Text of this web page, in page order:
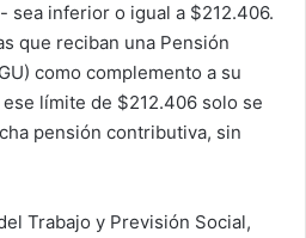
sea inferior o igual a $212.406.
que reciban una Pensión
como complemento a su
límite de $212.406 solo se
pensión contributiva, sin
Trabajo y Previsión Social,